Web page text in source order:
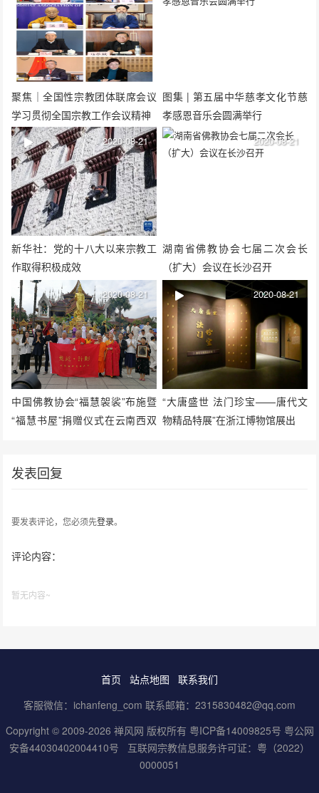
聚焦｜全国性宗教团体联席会议
学习贯彻全国宗教工作会议精神
图集 | 第五届中华慈孝文化节慈
孝感恩音乐会圆满举行
新华社：党的十八大以来宗教工
作取得积极成效
2020-08-21
湖南省佛教协会七届二次会长
（扩大）会议在长沙召开
2020-08-21
中国佛教协会“福慧袈裟”布施暨
“福慧书屋”捐赠仪式在云南西双
2020-08-21
“大唐盛世 法门珍宝——唐代文
物精品特展”在浙江博物馆展出
2020-08-21
发表回复
要发表评论，您必须先登录。
评论内容：
暂无内容~
首页 站点地图
联系我们
客服微信：ichanfeng_com 联系邮箱：2315830482@qq.com
Copyright © 2009-2026 禅风网 版权所有 粤ICP备14009825号 粤公网
安备44030402004410号
互联网宗教信息服务许可证：粤（2022）
0000051